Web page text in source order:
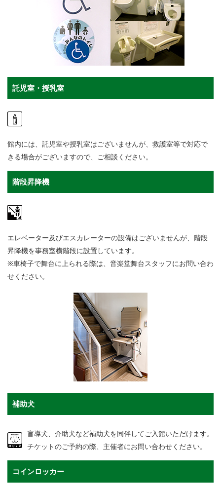
託児室・授乳室
館内には、託児室や授乳室はございませんが、救護室等で対応で
きる場合がございますので、ご相談ください。
階段昇降機
エレベーター及びエスカレーターの設備はございませんが、階段
昇降機を事務室横階段に設置しています。
※車椅子で舞台に上られる際は、音楽堂舞台スタッフにお問い合わ
せください。
補助犬
盲導犬、介助犬など補助犬を同伴してご入館いただけます。
チケットのご予約の際、主催者にお問い合わせください。
コインロッカー